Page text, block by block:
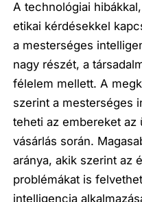
A technológiai
etikai kérdésekkel
a mesterséges
nagy részét, a
félelem mellett. A
szerint a mesterséges
teheti az embereket az
vásárlás során.
aránya, akik szerint az
problémákat is
intelligencia